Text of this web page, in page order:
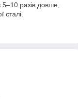
разів довше,
сталі.